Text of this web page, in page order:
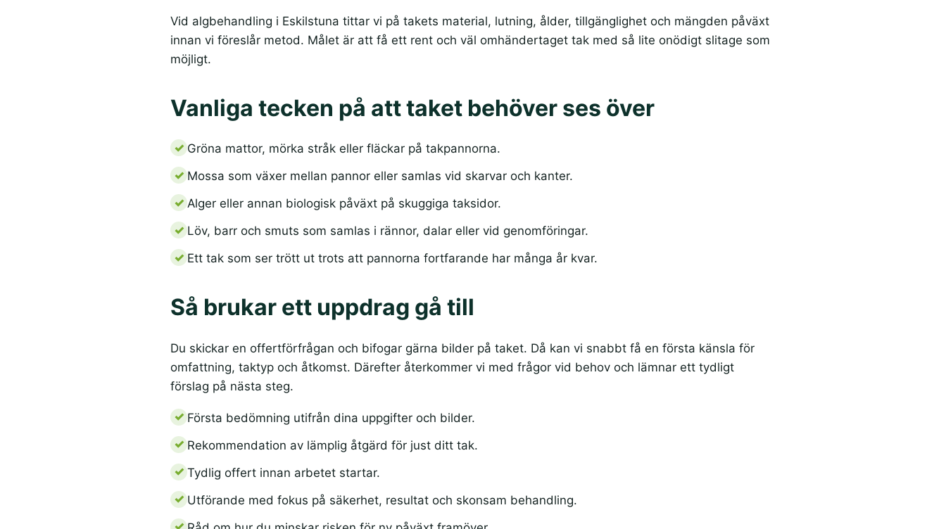
Vid algbehandling i Eskilstuna tittar vi på takets material, lutning, ålder, tillgänglighet och mängden påväxt
innan vi föreslår metod. Målet är att få ett rent och väl omhändertaget tak med så lite onödigt slitage som
möjligt.
Vanliga tecken på att taket behöver ses över
Gröna mattor, mörka stråk eller fläckar på takpannorna.
Mossa som växer mellan pannor eller samlas vid skarvar och kanter.
Alger eller annan biologisk påväxt på skuggiga taksidor.
Löv, barr och smuts som samlas i rännor, dalar eller vid genomföringar.
Ett tak som ser trött ut trots att pannorna fortfarande har många år kvar.
Så brukar ett uppdrag gå till
Du skickar en offertförfrågan och bifogar gärna bilder på taket. Då kan vi snabbt få en första känsla för
omfattning, taktyp och åtkomst. Därefter återkommer vi med frågor vid behov och lämnar ett tydligt
förslag på nästa steg.
Första bedömning utifrån dina uppgifter och bilder.
Rekommendation av lämplig åtgärd för just ditt tak.
Tydlig offert innan arbetet startar.
Utförande med fokus på säkerhet, resultat och skonsam behandling.